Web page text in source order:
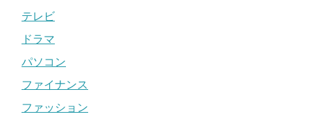
テレビ
ドラマ
パソコン
ファイナンス
ファッション